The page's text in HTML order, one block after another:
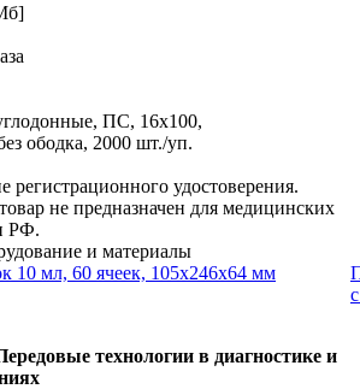
ПС, 16х100,
ободка, 2000 шт./уп.
регистрационного удостоверения.
не предназначен для медицинских
РФ.
и материалы
10 мл, 60 ячеек, 105x246x64 мм
технологии в диагностике и